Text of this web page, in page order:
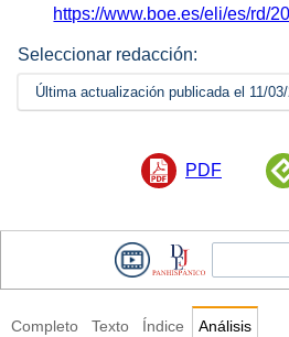
https://www.boe.es/eli/es/rd/
Seleccionar redacción:
Última actualización publicada el 11/
PDF
Completo Texto Índice Análisis